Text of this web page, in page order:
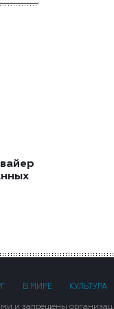
В МИРЕ КУЛЬТУРА
и запрещены